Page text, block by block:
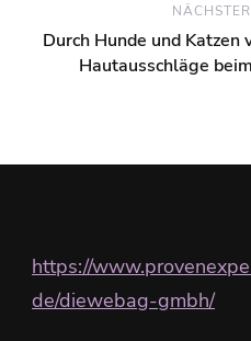
Durch Hunde und Katzen
Hautausschläge
https://
de/diewebag-gmbh/